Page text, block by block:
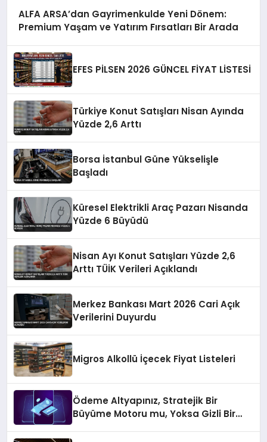
ALFA ARSA’dan Gayrimenkulde Yeni Dönem:
Premium Yaşam ve Yatırım Fırsatları Bir Arada
EFES PİLSEN 2026 GÜNCEL FİYAT LİSTESİ
Türkiye Konut Satışları Nisan Ayında
Yüzde 2,6 Arttı
Borsa İstanbul Güne Yükselişle
Başladı
Küresel Elektrikli Araç Pazarı Nisanda
Yüzde 6 Büyüdü
Nisan Ayı Konut Satışları Yüzde 2,6
Arttı TÜİK Verileri Açıklandı
Merkez Bankası Mart 2026 Cari Açık
Verilerini Duyurdu
Migros Alkollü İçecek Fiyat Listeleri
Ödeme Altyapınız, Stratejik Bir
Büyüme Motoru mu, Yoksa Gizli Bir